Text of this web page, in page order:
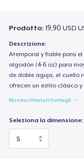
Prodotto:19,90 USD
Descrizione:
Atemporal y fiable para
algodón (4-6 oz) para
de doble aguja, el cuello
ofrecen un estilo clásico
Mostra Ulteriori Dettagli
Seleziona la dimensione: